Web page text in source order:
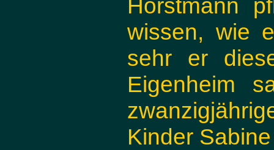
Horstmann
wissen, wie
sehr er
Eigenheim
Kinder